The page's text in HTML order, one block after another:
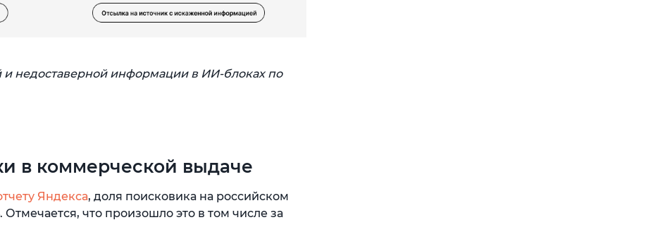
недоставерной информации в ИИ-блоках по
в коммерческой выдаче
Яндекса, доля поисковика на российском
что произошло это в том числе за